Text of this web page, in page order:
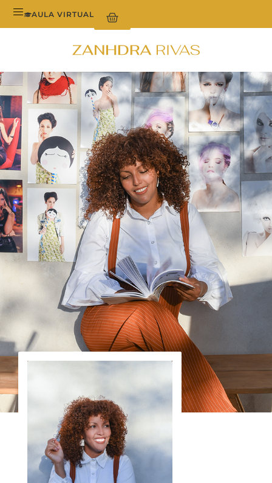
AULA VIRTUAL